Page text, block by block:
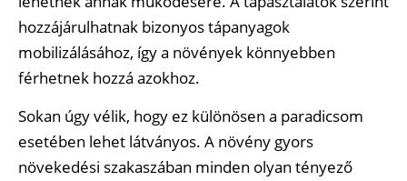
hozzájárulhatnak bizonyos tápanyagok
mobilizálásához, így a növények könnyebben
férhetnek hozzá azokhoz.
Sokan úgy vélik, hogy ez különösen a paradicsom
esetében lehet látványos. A növény gyors
növekedési szakaszában minden olyan tényező